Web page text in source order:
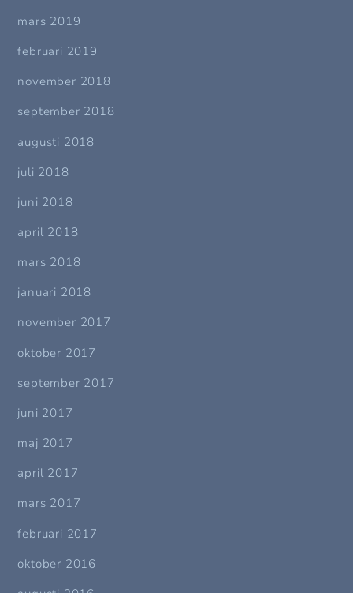
mars 2019
februari 2019
november 2018
september 2018
augusti 2018
juli 2018
juni 2018
april 2018
mars 2018
januari 2018
november 2017
oktober 2017
september 2017
juni 2017
maj 2017
april 2017
mars 2017
februari 2017
oktober 2016